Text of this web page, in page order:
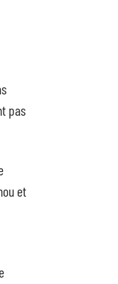
pas
et